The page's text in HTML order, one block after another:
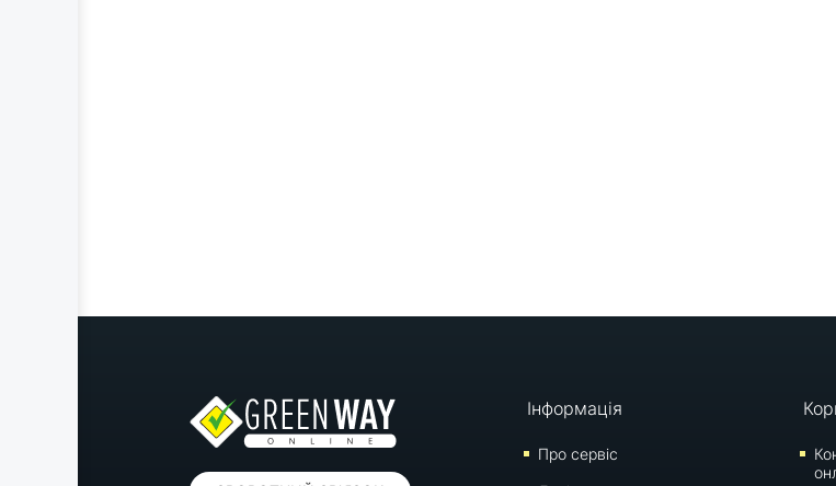
Інформація
Про сервіс